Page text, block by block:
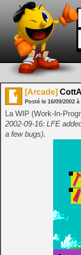
[Arcade]
Posté le 16/09/2002 à
La WIP (Work-In-
2002-09-16: LFE
a few bugs).